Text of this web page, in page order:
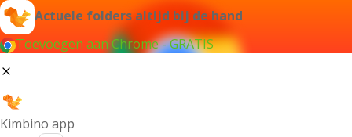
Actuele folders altijd bij de hand
Toevoegen aan Chrome - GRATIS
Kimbino app